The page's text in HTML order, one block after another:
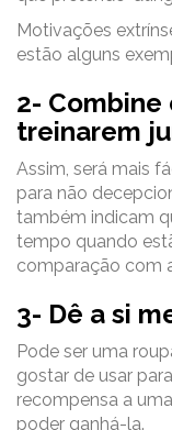
Motivações
estão alguns
2- Combine
treinarem
Assim, será mais
para não
também indicam
tempo quando
comparação com
3- Dê a si
Pode ser uma
gostar de usar
recompensa a
poder ganhá-la.